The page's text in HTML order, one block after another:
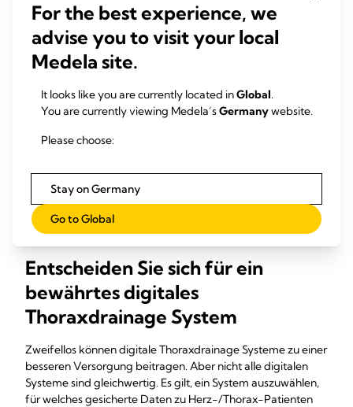
verkürzt.Dies bewirkt wiederum eine deutliche Verkürzung
der stationären Behandlungsdauer sowie erhebliche
Einsparungen bei den Behandlungskosten.
Digitale Thoraxdrainage Systeme bewirkten eine
deutliche Reduzierung:
der Luftleckagendauer im Vergleich zu analogen
Systemen (1,0 bzw. 2,2 Tage; p = 0,001)
der Drainagedauer im Vergleich zu analogen
der postoperativen stationären Behandlungsdauer
im Vergleich zu analogen Systemen (4,6 bzw. 5,6 Tage; p
< 0,0001)
Entscheiden Sie sich für ein
bewährtes digitales
Thoraxdrainage System
Zweifellos können digitale Thoraxdrainage Systeme zu einer
besseren Versorgung beitragen. Aber nicht alle digitalen
Systeme sind gleichwertig. Es gilt, ein System auszuwählen,
für welches gesicherte Daten zu Herz-/Thorax-Patienten
For the best experience, we
advise you to visit your local
Medela site.
It looks like you are currently located inGlobal.
You are currently viewing Medela’sGermanywebsite.
Please choose:
Stay on Germany
Go to Global